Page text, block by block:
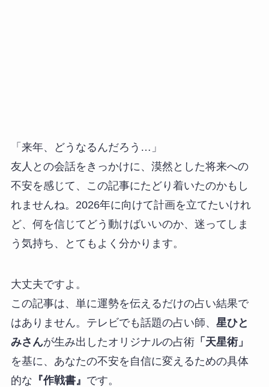
「来年、どうなるんだろう…」
友人との会話をきっかけに、漠然とした将来への
不安を感じて、この記事にたどり着いたのかもし
れませんね。2026年に向けて計画を立てたいけれ
ど、何を信じてどう動けばいいのか、迷ってしま
う気持ち、とてもよく分かります。
大丈夫ですよ。
この記事は、単に運勢を伝えるだけの占い結果で
はありません。テレビでも話題の占い師、 星ひと
みさんが生み出したオリジナルの占術「天星術」
を基に、あなたの不安を自信に変えるための具体
的な 『作戦書』 です。